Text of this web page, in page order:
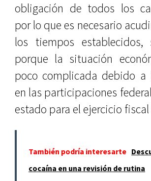
obligación de todos los
por lo que es necesario
los tiempos establecidos,
porque la situación
poco complicada debido a
en las participaciones
estado para el ejercicio
También podría interesarte
cocaína en una revisión de rutina